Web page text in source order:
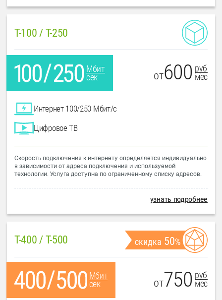
T-100 / T-250
Мбит
сек
от600 руб
мес
Интернет 100/250 Мбит/с
Цифровое ТВ
Скорость подключения к интернету определяется индивидуально
в зависимости от адреса подключения и используемой
технологии. Услуга доступна по ограниченному списку адресов.
узнать подробнее
T-400 / T-500 скидка 50%
Мбит
сек
от750 руб
мес